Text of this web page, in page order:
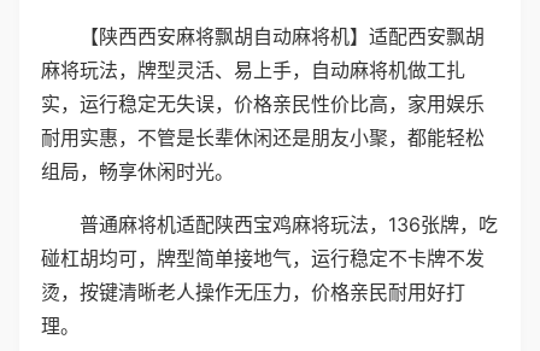
【陕西西安麻将飘胡自动麻将机】适配西安飘胡
麻将玩法，牌型灵活、易上手，自动麻将机做工扎
实，运行稳定无失误，价格亲民性价比高，家用娱乐
耐用实惠，不管是长辈休闲还是朋友小聚，都能轻松
组局，畅享休闲时光。
普通麻将机适配陕西宝鸡麻将玩法，136张牌，吃
碰杠胡均可，牌型简单接地气，运行稳定不卡牌不发
烫，按键清晰老人操作无压力，价格亲民耐用好打
理。